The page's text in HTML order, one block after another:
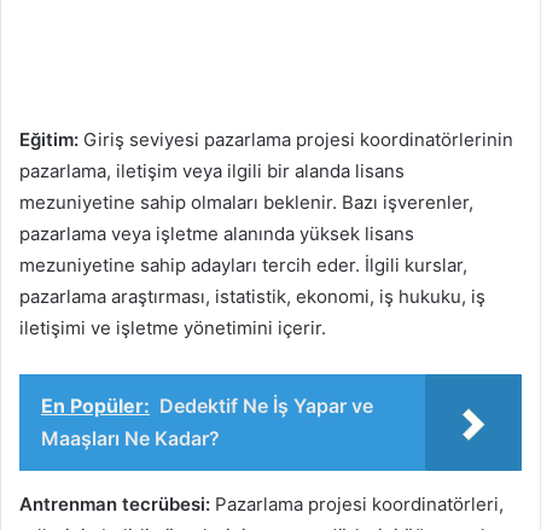
Eğitim: Giriş seviyesi pazarlama projesi koordinatörlerinin
pazarlama, iletişim veya ilgili bir alanda lisans
mezuniyetine sahip olmaları beklenir. Bazı işverenler,
pazarlama veya işletme alanında yüksek lisans
mezuniyetine sahip adayları tercih eder. İlgili kurslar,
pazarlama araştırması, istatistik, ekonomi, iş hukuku, iş
iletişimi ve işletme yönetimini içerir.
En Popüler: Dedektif Ne İş Yapar ve
Maaşları Ne Kadar?
Antrenman tecrübesi: Pazarlama projesi koordinatörleri,